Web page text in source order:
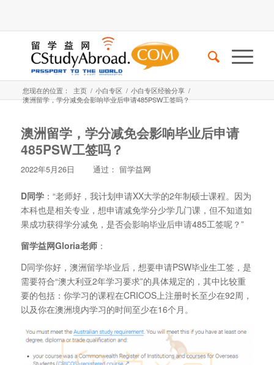
您现在的位置： 主页 / 小白专区 / 小白专区经验分享 /
澳洲留学，学分减免会影响毕业后申请485PSW工签吗？
澳洲留学，学分减免会影响毕业后申请
485PSW工签吗？
2022年5月26日 通过： 留学益网
D同学：“老师好，我计划申请XX大学的2年制硕士课程。因为
本科也是相关专业，想申请减免学分少学几门课，但不知道如
果成功获得学分减免，是否会影响毕业后申请485工签呢？”
留学益网Gloria老师：
D同学你好，澳洲留学毕业后，想要申请PSW毕业生工签，是
需要符合“澳大利亚2年学习要求”的具体规定的，其中比较重
要的包括：你学习的课程在CRICOS上注册时长至少在92周，
以及你在澳洲境内学习的时间至少在16个月。